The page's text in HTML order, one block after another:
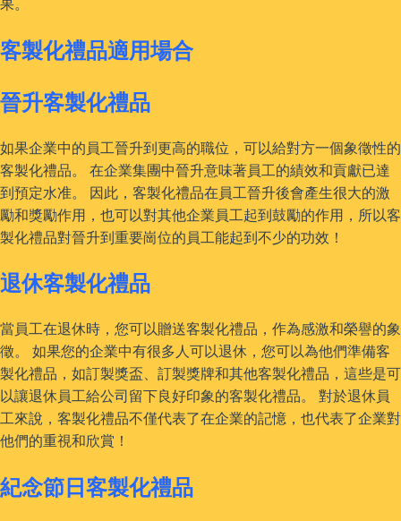
客製化禮品適用場合
晉升客製化禮品
如果企業中的員工晉升到更高的職位，可以給對方一個象徵性的
客製化禮品。 在企業集團中晉升意味著員工的績效和貢獻已達
到預定水准。 因此，客製化禮品在員工晉升後會產生很大的激
勵和獎勵作用，也可以對其他企業員工起到鼓勵的作用，所以客
製化禮品對晉升到重要崗位的員工能起到不少的功效！
退休客製化禮品
當員工在退休時，您可以贈送客製化禮品，作為感激和榮譽的象
徵。 如果您的企業中有很多人可以退休，您可以為他們準備客
製化禮品，如訂製獎盃、訂製獎牌和其他客製化禮品，這些是可
以讓退休員工給公司留下良好印象的客製化禮品。 對於退休員
工來說，客製化禮品不僅代表了在企業的記憶，也代表了企業對
他們的重視和欣賞！
紀念節日客製化禮品